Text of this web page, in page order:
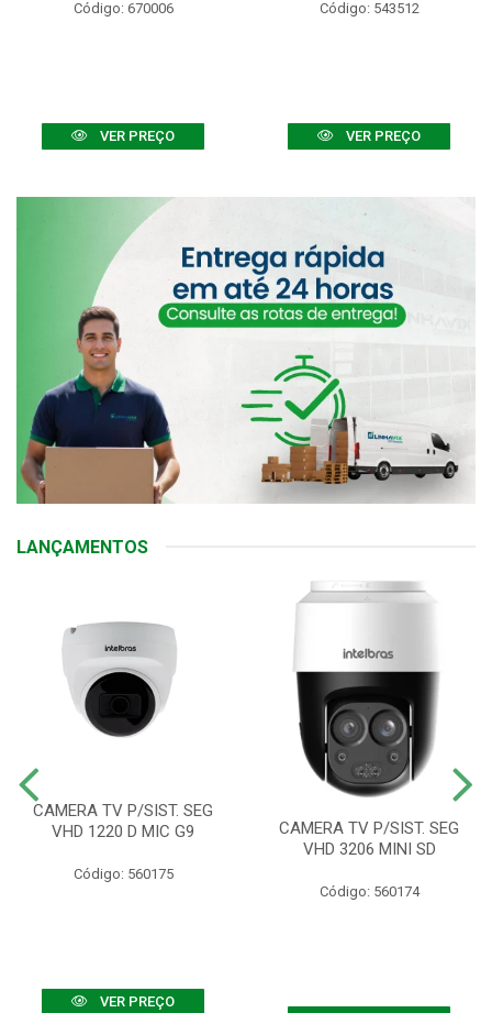
Código: 670006
VER PREÇO
Código: 543512
VER PREÇO
LANÇAMENTOS
CAMERA TV P/SIST. SEG
VHD 1220 D MIC G9
Código: 560175
VER PREÇO
CAMERA TV P/SIST. SEG
VHD 3206 MINI SD
Código: 560174